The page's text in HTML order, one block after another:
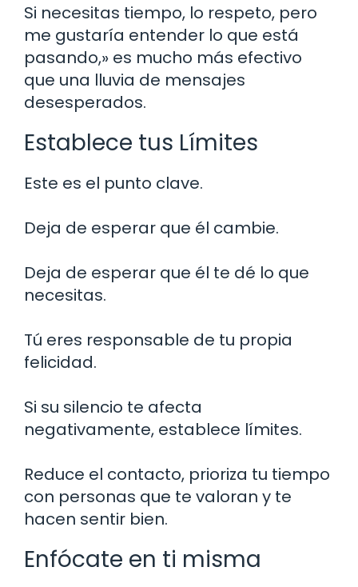
Si necesitas tiempo, lo respeto, pero
me gustaría entender lo que está
pasando,» es mucho más efectivo
que una lluvia de mensajes
desesperados.
Establece tus Límites
Este es el punto clave.
Deja de esperar que él cambie.
Deja de esperar que él te dé lo que
necesitas.
Tú eres responsable de tu propia
felicidad.
Si su silencio te afecta
negativamente, establece límites.
Reduce el contacto, prioriza tu tiempo
con personas que te valoran y te
hacen sentir bien.
Enfócate en ti misma